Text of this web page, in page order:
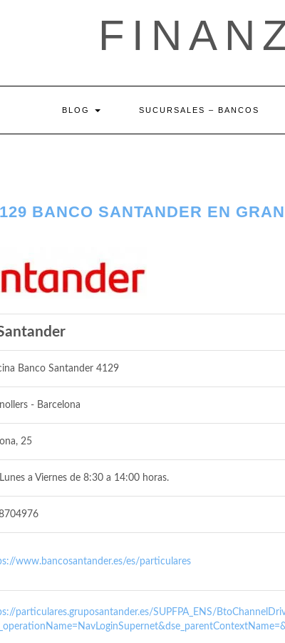
BLOG SUCURSALES – BANCOS
BANCO SANTANDER EN
Banco Santander 4129
- Barcelona
25
a Viernes de 8:30 a 14:00 horas.
www.bancosantander.es/es/particulares
particulares.gruposantander.es/SUPFPA_ENS/